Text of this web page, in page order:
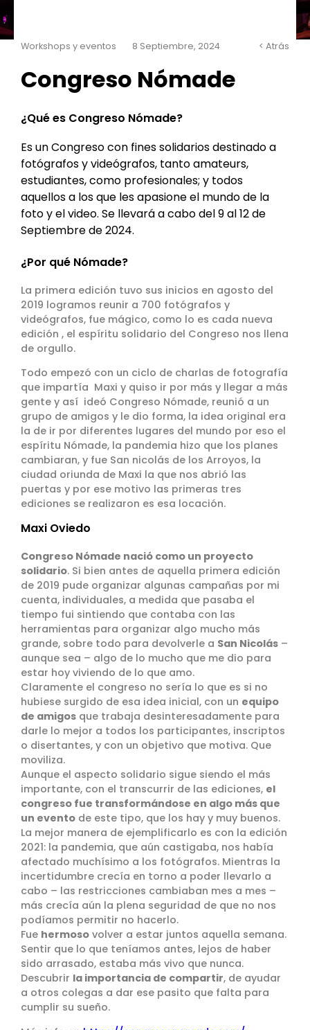
Workshops y eventos 8 Septiembre, 2024 < Atrás
Congreso Nómade
¿Qué es Congreso Nómade?
Es un Congreso con fines solidarios destinado a
fotógrafos y videógrafos, tanto amateurs,
estudiantes, como profesionales; y todos
aquellos a los que les apasione el mundo de la
foto y el video. Se llevará a cabo del 9 al 12 de
Septiembre de 2024.
¿Por qué Nómade?
La primera edición tuvo sus inicios en agosto del
2019 logramos reunir a 700 fotógrafos y
videógrafos, fue mágico, como lo es cada nueva
edición , el espíritu solidario del Congreso nos llena
de orgullo.
Todo empezó con un ciclo de charlas de fotografía
que impartía Maxi y quiso ir por más y llegar a más
gente y así ideó Congreso Nómade, reunió a un
grupo de amigos y le dio forma, la idea original era
la de ir por diferentes lugares del mundo por eso el
espíritu Nómade, la pandemia hizo que los planes
cambiaran, y fue San nicolás de los Arroyos, la
ciudad oriunda de Maxi la que nos abrió las
puertas y por ese motivo las primeras tres
ediciones se realizaron es esa locación.
Maxi Oviedo
Congreso Nómade nació como un proyecto
solidario. Si bien antes de aquella primera edición
de 2019 pude organizar algunas campañas por mi
cuenta, individuales, a medida que pasaba el
tiempo fui sintiendo que contaba con las
herramientas para organizar algo mucho más
grande, sobre todo para devolverle a San Nicolás –
aunque sea – algo de lo mucho que me dio para
estar hoy viviendo de lo que amo.
Claramente el congreso no sería lo que es si no
hubiese surgido de esa idea inicial, con un equipo
de amigos que trabaja desinteresadamente para
darle lo mejor a todos los participantes, inscriptos
o disertantes, y con un objetivo que motiva. Que
moviliza.
Aunque el aspecto solidario sigue siendo el más
importante, con el transcurrir de las ediciones, el
congreso fue transformándose en algo más que
un evento de este tipo, que los hay y muy buenos.
La mejor manera de ejemplificarlo es con la edición
2021: la pandemia, que aún castigaba, nos había
afectado muchísimo a los fotógrafos. Mientras la
incertidumbre crecía en torno a poder llevarlo a
cabo – las restricciones cambiaban mes a mes –
más crecía aún la plena seguridad de que no nos
podíamos permitir no hacerlo.
Fue hermoso volver a estar juntos aquella semana.
Sentir que lo que teníamos antes, lejos de haber
sido arrasado, estaba más vivo que nunca.
Descubrir la importancia de compartir, de ayudar
a otros colegas a dar ese pasito que falta para
cumplir su sueño.